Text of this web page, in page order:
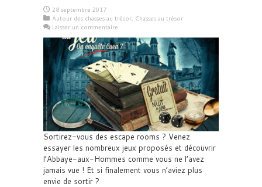
28 septembre 2017
Autour des chasses au trésor, Chasses au trésor
Laisser un commentaire
Sortirez-vous des escape rooms ? Venez
essayer les nombreux jeux proposés et découvrir
l’Abbaye-aux-Hommes comme vous ne l’avez
jamais vue ! Et si finalement vous n’aviez plus
envie de sortir ?